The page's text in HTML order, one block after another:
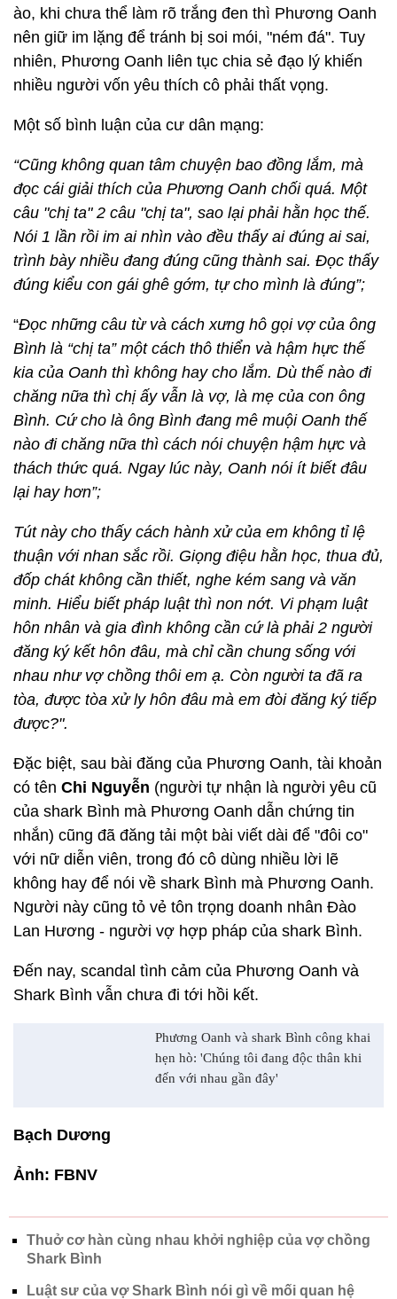
Phương Oanh tung ra những tin nhắn của người yêu cũ
của shark Bình và vợ Shark Bình - doanh nhân Đào Lan